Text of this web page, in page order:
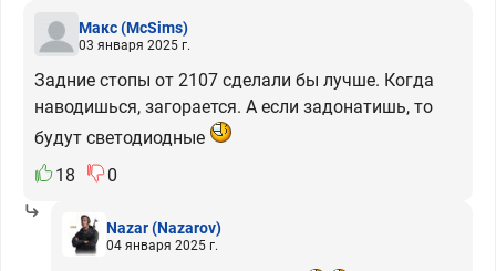
Макс(McSims)
03 января 2025 г.
Задние стопы от 2107 сделали бы лучше. Когда
наводишься, загорается. А если задонатишь, то
будут светодиодные
18
0
Nazar(Nazarov)
04 января 2025 г.